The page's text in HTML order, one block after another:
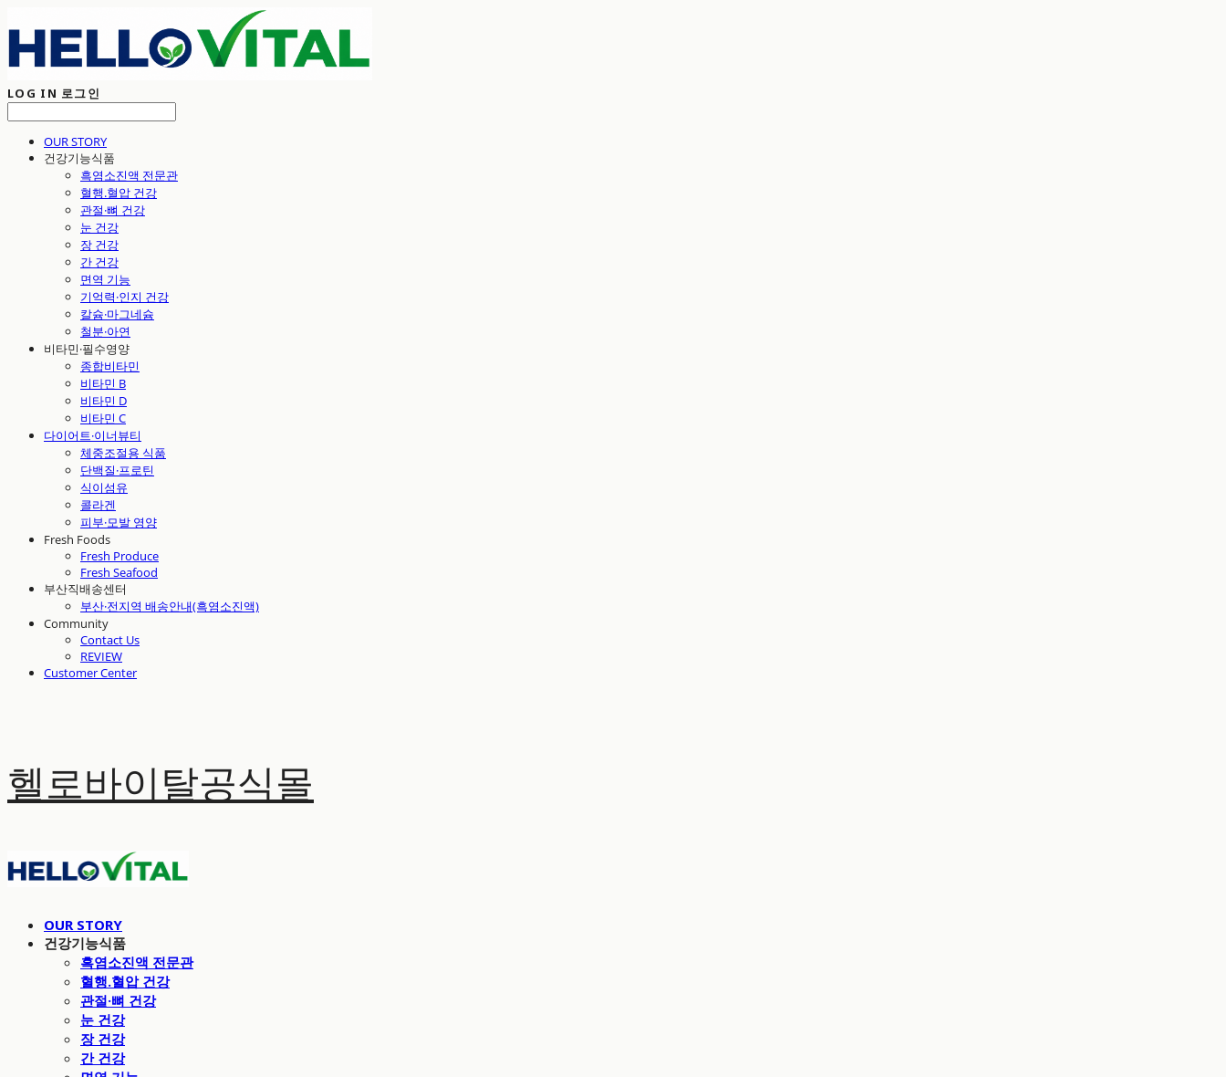
LOG IN 로그인
OUR STORY
건강기능식품
흑염소진액 전문관
혈행.혈압 건강
관절·뼈 건강
눈 건강
장 건강
간 건강
면역 기능
기억력·인지 건강
칼슘·마그네슘
철분·아연
비타민·필수영양
종합비타민
비타민 B
비타민 D
비타민 C
다이어트·이너뷰티
체중조절용 식품
단백질·프로틴
식이섬유
콜라겐
피부·모발 영양
Fresh Foods
Fresh Produce
Fresh Seafood
부산직배송센터
부산·전지역 배송안내(흑염소진액)
Community
Contact Us
REVIEW
Customer Center
헬로바이탈공식몰
OUR STORY
건강기능식품
흑염소진액 전문관
혈행.혈압 건강
관절·뼈 건강
눈 건강
장 건강
간 건강